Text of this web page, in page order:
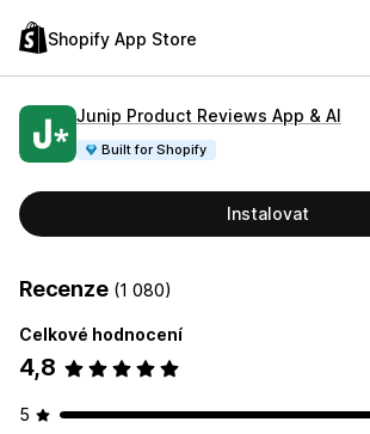
Shopify App Store
Junip Product Reviews App & AI
Built for Shopify
Instalovat
Recenze (1 080)
Celkové hodnocení
4,8
5